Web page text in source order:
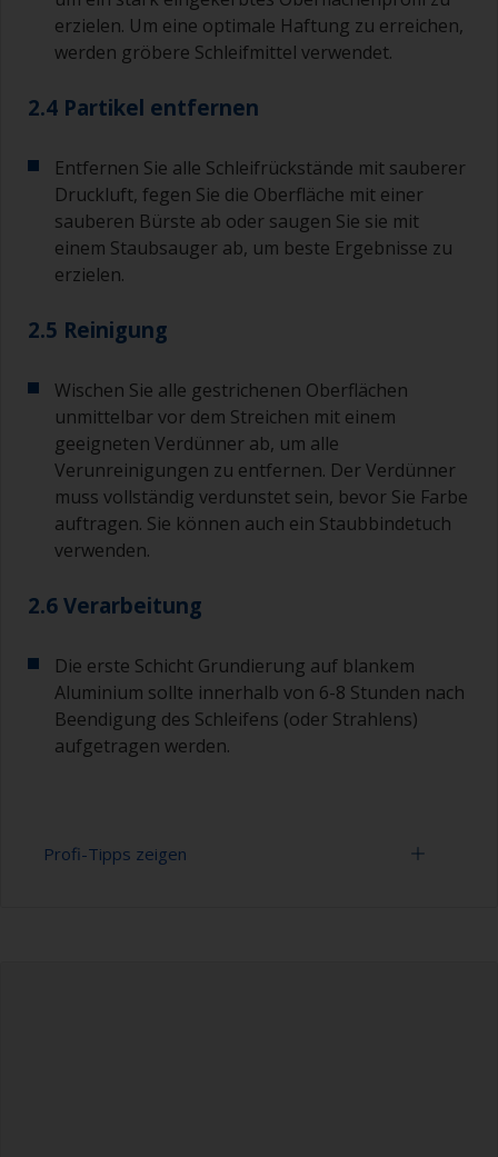
erzielen. Um eine optimale Haftung zu erreichen,
werden gröbere Schleifmittel verwendet.
2.4 Partikel entfernen
Entfernen Sie alle Schleifrückstände mit sauberer
Druckluft, fegen Sie die Oberfläche mit einer
sauberen Bürste ab oder saugen Sie sie mit
einem Staubsauger ab, um beste Ergebnisse zu
erzielen.
2.5 Reinigung
Wischen Sie alle gestrichenen Oberflächen
unmittelbar vor dem Streichen mit einem
geeigneten Verdünner ab, um alle
Verunreinigungen zu entfernen. Der Verdünner
muss vollständig verdunstet sein, bevor Sie Farbe
auftragen. Sie können auch ein Staubbindetuch
verwenden.
2.6 Verarbeitung
Die erste Schicht Grundierung auf blankem
Aluminium sollte innerhalb von 6-8 Stunden nach
Beendigung des Schleifens (oder Strahlens)
aufgetragen werden.
Profi-Tipps zeigen